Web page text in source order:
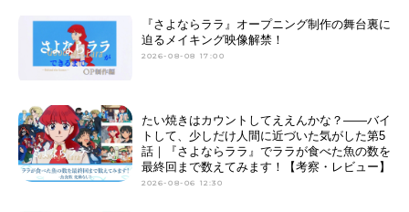
『さよならララ』オープニング制作の舞台裏に
迫るメイキング映像解禁！
2026-08-08 17:00
たい焼きはカウントしてええんかな？——バイ
トして、少しだけ人間に近づいた気がした第5
話｜『さよならララ』でララが食べた魚の数を
最終回まで数えてみます！【考察・レビュー】
2026-08-06 12:30